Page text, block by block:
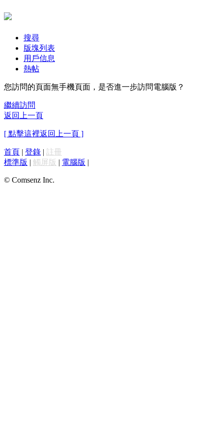
搜尋
版塊列表
用戶信息
熱帖
您訪問的頁面無手機頁面，是否進一步訪問電腦版？
繼續訪問
返回上一頁
[ 點擊這裡返回上一頁 ]
首頁 | 登錄 | 註冊
標準版 | 觸屏版 | 電腦版 |
© Comsenz Inc.